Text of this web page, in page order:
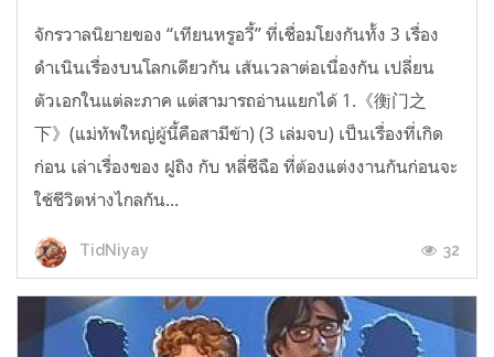
จักรวาลนิยายของ “เทียนหรูอวี้” ที่เชื่อมโยงกันทั้ง 3 เรื่อง
ดำเนินเรื่องบนโลกเดียวกัน เส้นเวลาต่อเนื่องกัน เปลี่ยน
ตัวเอกในแต่ละภาค แต่สามารถอ่านแยกได้ 1.《衡门之
下》(แม่ทัพใหญ่ผู้นี้คือสามีข้า) (3 เล่มจบ) เป็นเรื่องที่เกิด
ก่อน เล่าเรื่องของ ฝูถิง กับ หลี่ชีฉือ ที่ต้องแต่งงานกันก่อนจะ
ใช้ชีวิตห่างไกลกัน...
TidNiyay 32